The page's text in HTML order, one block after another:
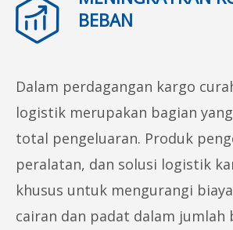
BEBAN
Dalam perdagangan kargo
logistik merupakan bagian
total pengeluaran. Produk
peralatan, dan solusi logistik
khusus untuk mengurangi
cairan dan padat dalam jumlah